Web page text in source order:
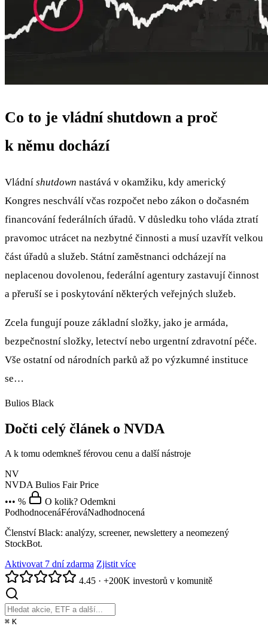
Co to je vládní shutdown a proč
k němu dochází
Vládní shutdown nastává v okamžiku, kdy americký
Kongres neschválí včas rozpočet nebo zákon o dočasném
financování federálních úřadů. V důsledku toho vláda ztratí
pravomoc utrácet na nezbytné činnosti a musí uzavřít velkou
část úřadů a služeb. Státní zaměstnanci odcházejí na
neplacenou dovolenou, federální agentury zastavují činnost
a přeruší se i poskytování některých veřejných služeb.
Zcela fungují pouze základní složky, jako je armáda,
bezpečnostní složky, letectví nebo urgentní zdravotní péče.
Vše ostatní od národních parků až po výzkumné instituce
se…
Bulios Black
Dočti celý článek o NVDA
A k tomu odemkneš férovou cenu a další nástroje
NV
NVDA Bulios Fair Price
••• %
O kolik? Odemkni
PodhodnocenáFérováNadhodnocená
Členství Black: analýzy, screener, newslettery a neomezený
StockBot.
Aktivovat 7 dní zdarma Zjistit více
4.45 · +200K investorů v komunitě
⌘ K